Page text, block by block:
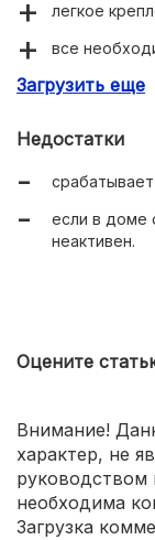
легкое
все
Загрузить еще
Недостатки
если в доме
неактивен.
Оцените
Внимание!
характер, не
руководством
необходима
Загрузка